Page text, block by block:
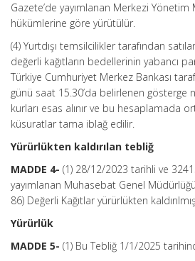
Gazete’de yayımlanan Merkezi
hükümlerine göre yürütülür.
(4) Yurtdışı temsilcilikler tarafından
değerli kağıtların bedellerinin yabancı
Türkiye Cumhuriyet Merkez Bankası
günü saat 15.30’da belirlenen gösterge
kurları esas alınır ve bu hesaplamada
küsuratlar tama iblağ edilir.
Yürürlükten kaldırılan tebliğ
MADDE 4- (1) 28/12/2023 tarihli ve
yayımlanan Muhasebat Genel
86) Değerli Kağıtlar yürürlükten
Yürürlük
MADDE 5- (1) Bu Tebliğ 1/1/2025